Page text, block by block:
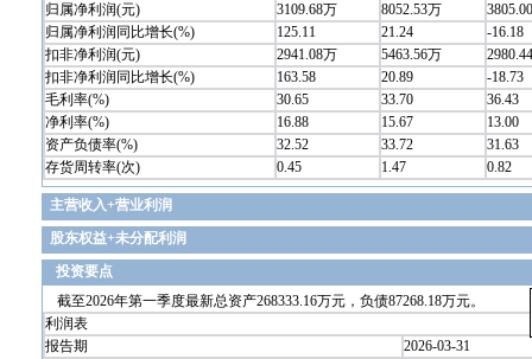
归属净利润(元)
3109.68万 8052.53万
归属净利润同比增长(%)
125.11 21.24
-16.18
扣非净利润(元)
2941.08万 5463.56万
扣非净利润同比增长(%)
163.58 20.89
-18.73
毛利率(%)
30.65 33.70
36.43
净利率(%)
16.88 15.67
13.00
资产负债率(%)
32.52 33.72
31.63
存货周转率(次)
0.45 1.47 0.82
主营收入+营业利润
股东权益+未分配利润
投资要点
截至2026年第一季度最新总资产268333.16万元，负债87268.18万元。
利润表
报告期
2026-03-31